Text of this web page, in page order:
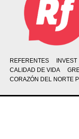
REFERENTES INVEST
CALIDAD DE VIDA
CORAZÓN DEL NORTE